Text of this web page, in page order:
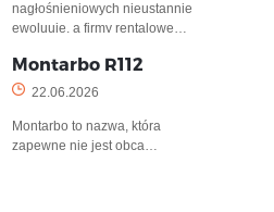
nagłośnieniowych nieustannie
ewoluuje, a firmy rentalowe…
Montarbo R112
22.06.2026
Montarbo to nazwa, która
zapewne nie jest obca…